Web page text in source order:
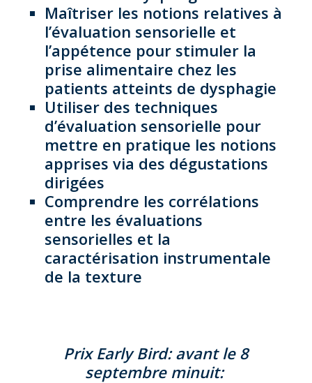
Maîtriser les notions relatives à
l’évaluation sensorielle et
l’appétence pour stimuler la
prise alimentaire chez les
patients atteints de dysphagie
Utiliser des techniques
d’évaluation sensorielle pour
mettre en pratique les notions
apprises via des dégustations
dirigées
Comprendre les corrélations
entre les évaluations
sensorielles et la
caractérisation instrumentale
de la texture
Prix Early Bird: avant le 8
septembre minuit: